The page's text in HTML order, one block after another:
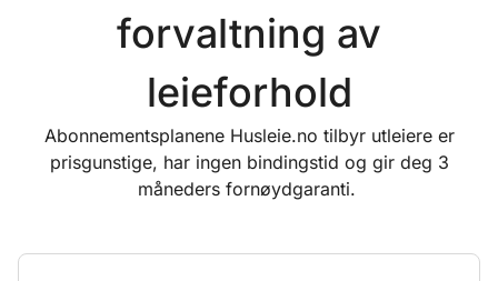
forvaltning av
leieforhold
Abonnementsplanene Husleie.no tilbyr utleiere er
prisgunstige, har ingen bindingstid og gir deg 3
måneders fornøydgaranti.